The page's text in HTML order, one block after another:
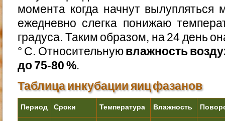
момента когда начнут вылупляться
ежедневно слегка понижаю
градуса. Таким образом, на 24 день
° С. Относительнуювлажность
до 75-80 %.
Таблица инкубации яиц фазанов
Период Сроки Температура Влажность